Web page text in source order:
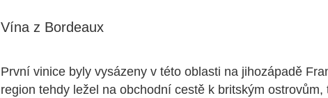
Vína z Bordeaux
První vinice byly vysázeny v této oblasti na jihozápadě
region tehdy ležel na obchodní cestě k britským